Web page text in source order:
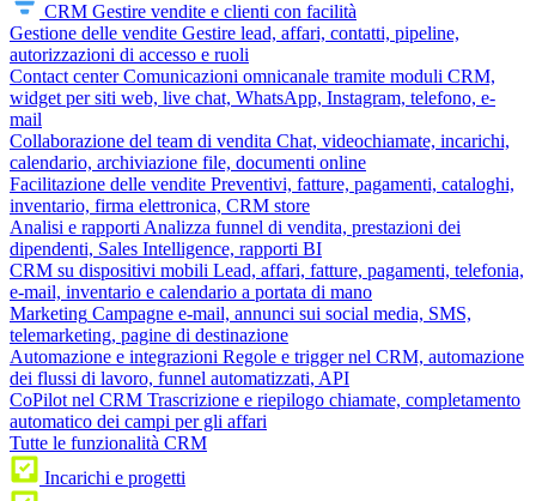
CRM Gestire vendite e clienti con facilità
Gestione delle vendite Gestire lead, affari, contatti, pipeline,
autorizzazioni di accesso e ruoli
Contact center Comunicazioni omnicanale tramite moduli CRM,
widget per siti web, live chat, WhatsApp, Instagram, telefono, e-
mail
Collaborazione del team di vendita Chat, videochiamate, incarichi,
calendario, archiviazione file, documenti online
Facilitazione delle vendite Preventivi, fatture, pagamenti, cataloghi,
inventario, firma elettronica, CRM store
Analisi e rapporti Analizza funnel di vendita, prestazioni dei
dipendenti, Sales Intelligence, rapporti BI
CRM su dispositivi mobili Lead, affari, fatture, pagamenti, telefonia,
e-mail, inventario e calendario a portata di mano
Marketing Campagne e-mail, annunci sui social media, SMS,
telemarketing, pagine di destinazione
Automazione e integrazioni Regole e trigger nel CRM, automazione
dei flussi di lavoro, funnel automatizzati, API
CoPilot nel CRM Trascrizione e riepilogo chiamate, completamento
automatico dei campi per gli affari
Tutte le funzionalità CRM
Incarichi e progetti